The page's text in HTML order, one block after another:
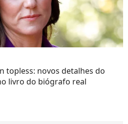
topless: novos detalhes do
livro do biógrafo real